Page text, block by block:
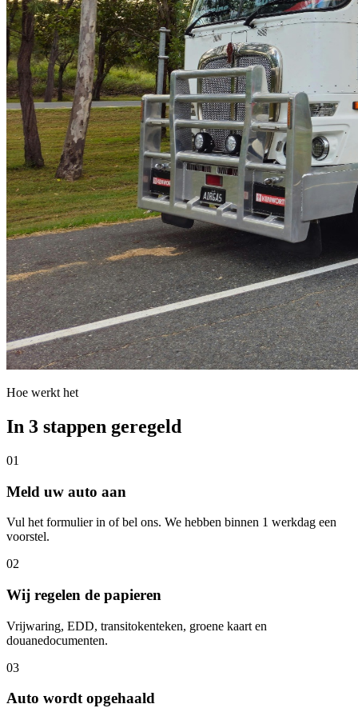
Hoe werkt het
In 3 stappen geregeld
01
Meld uw auto aan
Vul het formulier in of bel ons. We hebben binnen 1 werkdag een
voorstel.
02
Wij regelen de papieren
Vrijwaring, EDD, transitokenteken, groene kaart en
douanedocumenten.
03
Auto wordt opgehaald